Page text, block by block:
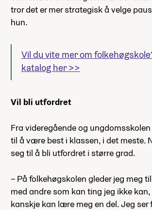
tror det er mer strategisk å velge
hun.
Vil du vite mer om
katalog her >>
Vil bli utfordret
Fra videregående og
til å være best i klassen, i det meste.
seg til å bli utfordret i større grad.
– På folkehøgskolen gleder jeg meg
med andre som kan ting jeg ikke
kanskje kan lære meg en del. Jeg ser